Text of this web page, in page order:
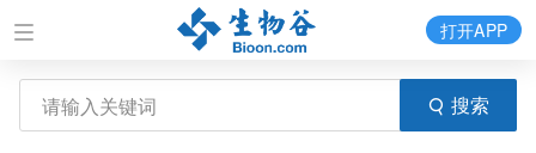
搜索
打开APP